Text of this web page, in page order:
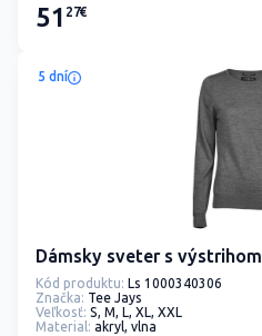
51 27€
5 dní
Dámsky sveter s výstrihom
Kód produktu: Ls 1000340306
Značka: Tee Jays
Veľkosť: S, M, L, XL, XXL
Material: akryl, vlna